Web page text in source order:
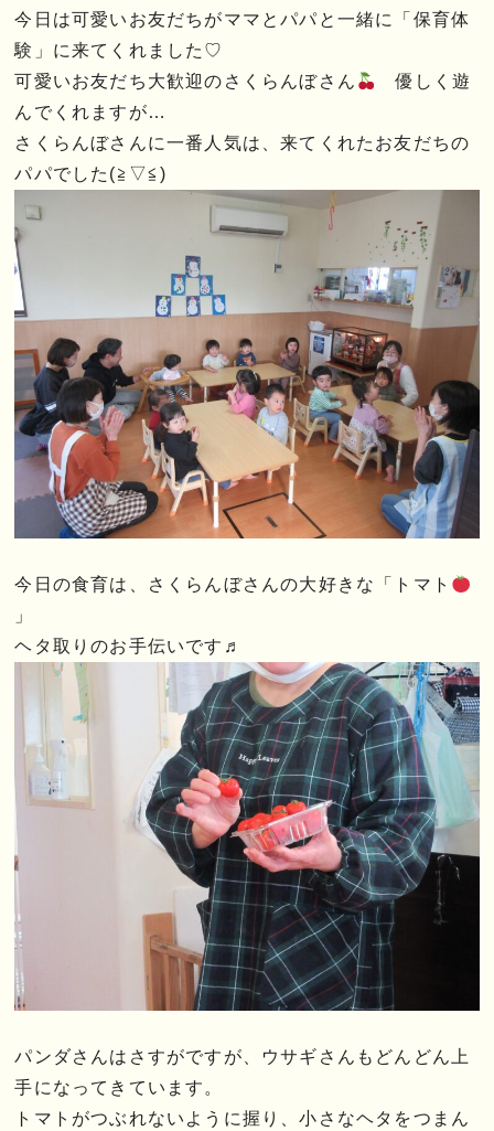
今日は可愛いお友だちがママとパパと一緒に「保育体
験」に来てくれました♡
可愛いお友だち大歓迎のさくらんぼさん
優しく遊
んでくれますが…
さくらんぼさんに一番人気は、来てくれたお友だちの
パパでした(≧▽≦)
今日の食育は、さくらんぼさんの大好きな「トマト
」
ヘタ取りのお手伝いです♬
パンダさんはさすがですが、ウサギさんもどんどん上
手になってきています。
トマトがつぶれないように握り、小さなヘタをつまん